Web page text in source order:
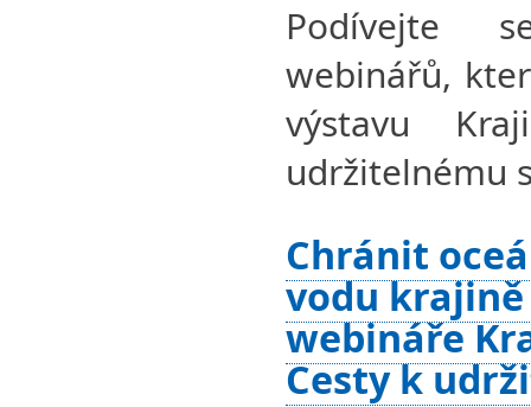
Podívejte
webinářů,
výstavu
udržitelnému
Chránit
vodu krajině
webináře
Cesty k